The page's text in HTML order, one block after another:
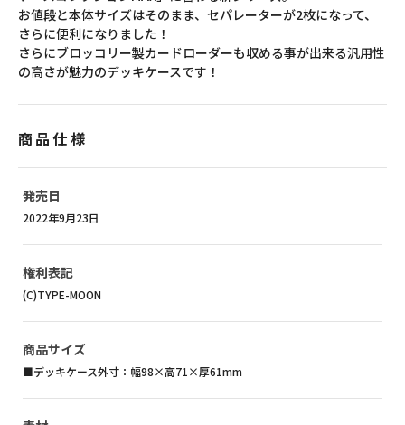
お値段と本体サイズはそのまま、セパレーターが2枚になって、
さらに便利になりました！
さらにブロッコリー製カードローダーも収める事が出来る汎用性
の高さが魅力のデッキケースです！
商品仕様
発売日
2022年9月23日
権利表記
(C)TYPE-MOON
商品サイズ
■デッキケース外寸：幅98×高71×厚61mm